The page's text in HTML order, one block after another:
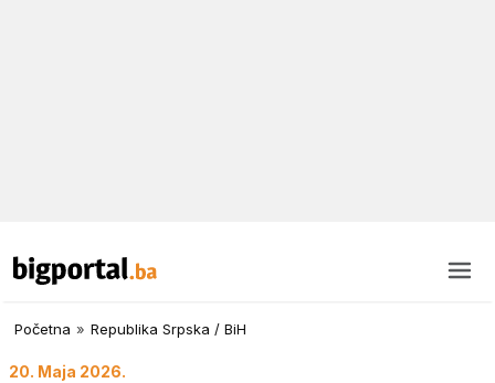
Početna » Republika Srpska / BiH
20. Maja 2026.